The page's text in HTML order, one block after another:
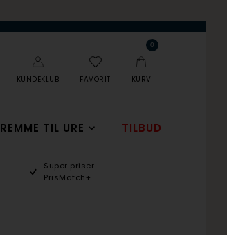
KUNDEKLUB FAVORIT
0
KURV
REMME TIL URE TILBUD
Super priser
PrisMatch+